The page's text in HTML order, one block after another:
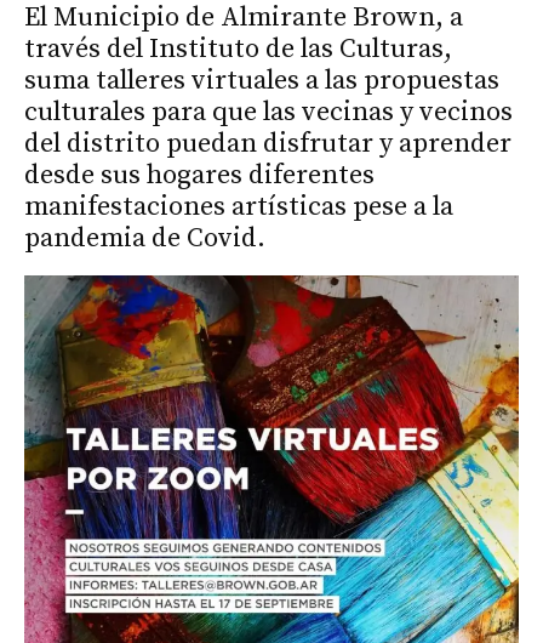
El Municipio de Almirante Brown, a
través del Instituto de las Culturas,
suma talleres virtuales a las propuestas
culturales para que las vecinas y vecinos
del distrito puedan disfrutar y aprender
desde sus hogares diferentes
manifestaciones artísticas pese a la
pandemia de Covid.